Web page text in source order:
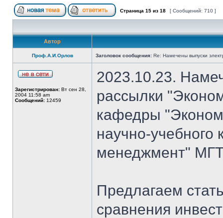
Страница 15 из 18 [ Сообщений: 710 ]
Автор
Проф.А.И.Орлов Заголовок сообщения: Re: Намечены выпуски
Зарегистрирован: Вт сен 28,
2004 11:58 am
Сообщений: 12459
2023.10.23.
рассылки
кафедры
научно-
менеджмент"
Предлагаем
сравнения